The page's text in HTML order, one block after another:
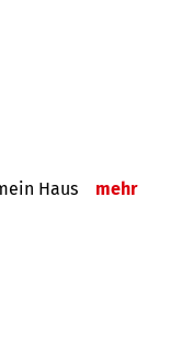
Haus mehr